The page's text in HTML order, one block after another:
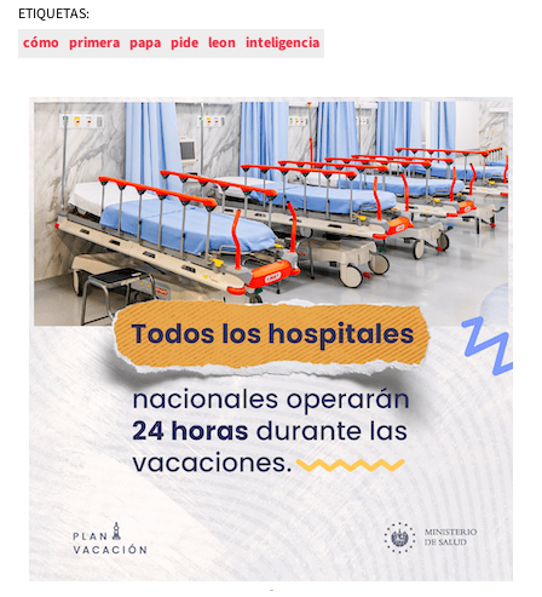
ETIQUETAS:
cómo primera papa pide leon inteligencia